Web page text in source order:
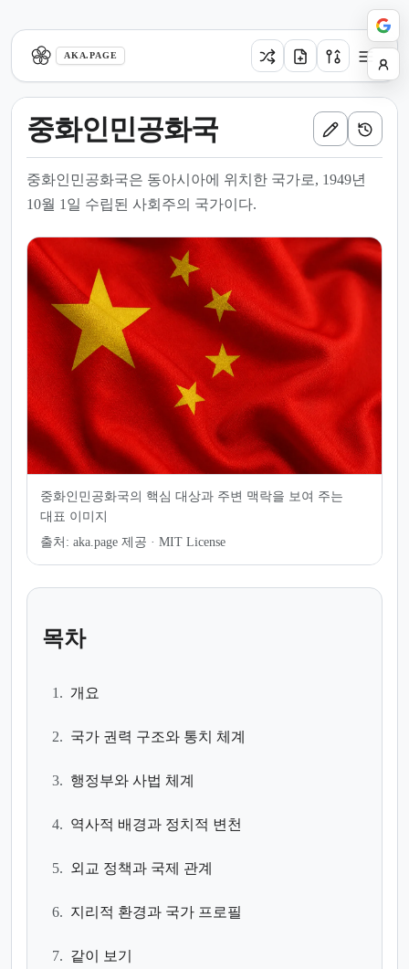
AKA.PAGE
중화인민공화국
중화인민공화국은 동아시아에 위치한 국가로, 1949년
10월 1일 수립된 사회주의 국가이다.
중화인민공화국의 핵심 대상과 주변 맥락을 보여 주는
대표 이미지
출처: aka.page 제공 · MIT License
목차
1. 개요
2. 국가 권력 구조와 통치 체계
3. 행정부와 사법 체계
4. 역사적 배경과 정치적 변천
5. 외교 정책과 국제 관계
6. 지리적 환경과 국가 프로필
7. 같이 보기